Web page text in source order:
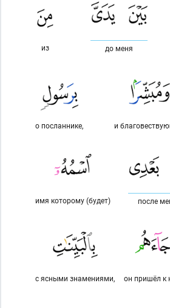
до меня
из
и
о посланнике,
после
имя которому (будет)
он пришёл к
с ясными знамениями,